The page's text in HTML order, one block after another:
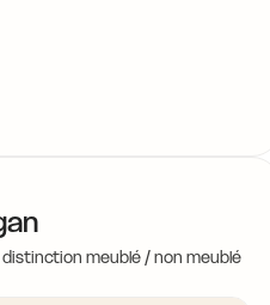
meublé / non meublé